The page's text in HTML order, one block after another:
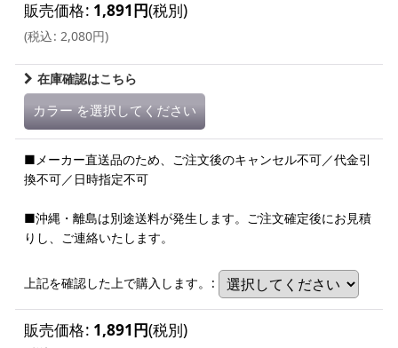
販売価格: 1,891円(税別)
(税込: 2,080円)
在庫確認はこちら
カラー を選択してください
■メーカー直送品のため、ご注文後のキャンセル不可／代金引
換不可／日時指定不可
■沖縄・離島は別途送料が発生します。ご注文確定後にお見積
りし、ご連絡いたします。
上記を確認した上で購入します。 :
販売価格: 1,891円(税別)